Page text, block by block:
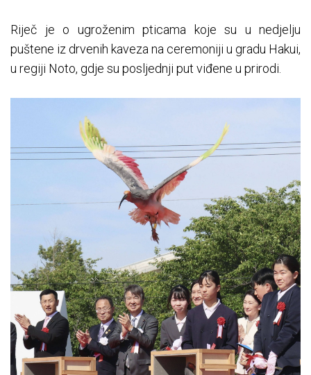
Riječ je o ugroženim pticama koje su u nedjelju
puštene iz drvenih kaveza na ceremoniji u gradu Hakui,
u regiji Noto, gdje su posljednji put viđene u prirodi.